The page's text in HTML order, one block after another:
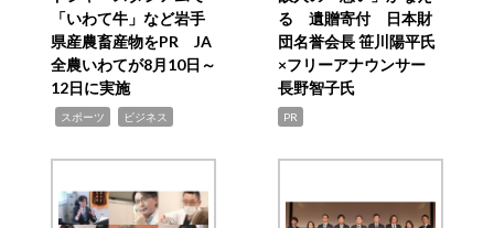
「いわて牛」など岩手
県産農畜産物をPR JA
全農いわてが8月10日～
12日に実施
スポーツ ビジネス
る 遺贈寄付 日本財
団名誉会長 笹川陽平氏
×フリーアナウンサー
長野智子氏
PR